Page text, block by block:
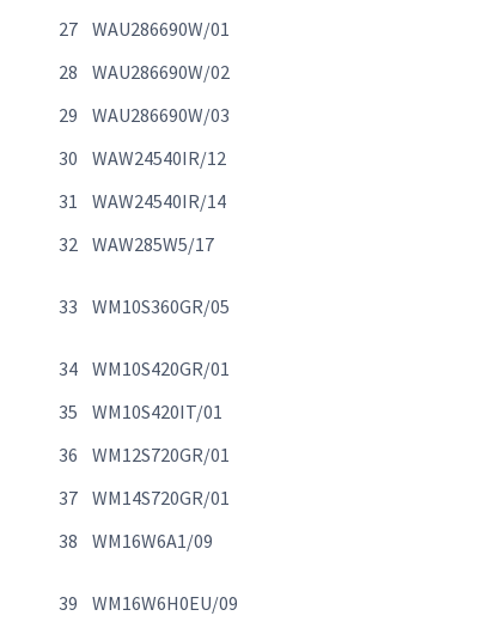
27 WAU286690W/01
28
WAU286690W/02
29
WAU286690W/03
30
WAW24540IR/12
31
WAW24540IR/14
32 WAW285W5/17
33 WM10S360GR/05
34 WM10S420GR/01
35
WM10S420IT/01
36
WM12S720GR/01
37 WM14S720GR/01
38
WM16W6A1/09
39 WM16W6H0EU/09